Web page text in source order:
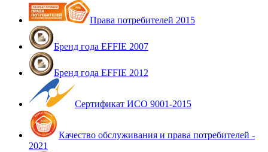
Права потребителей 2015
Бренд года EFFIE 2007
Бренд года EFFIE 2012
Сертификат ИСО 9001-2015
Качество обслуживания и права потребителей -
2021